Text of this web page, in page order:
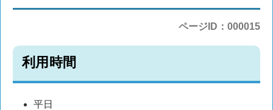
ページID：000015
利用時間
平日